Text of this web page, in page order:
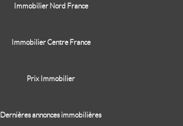
Immobilier Nord France
Immobilier Centre France
Prix Immobilier
Dernières annonces immobilières